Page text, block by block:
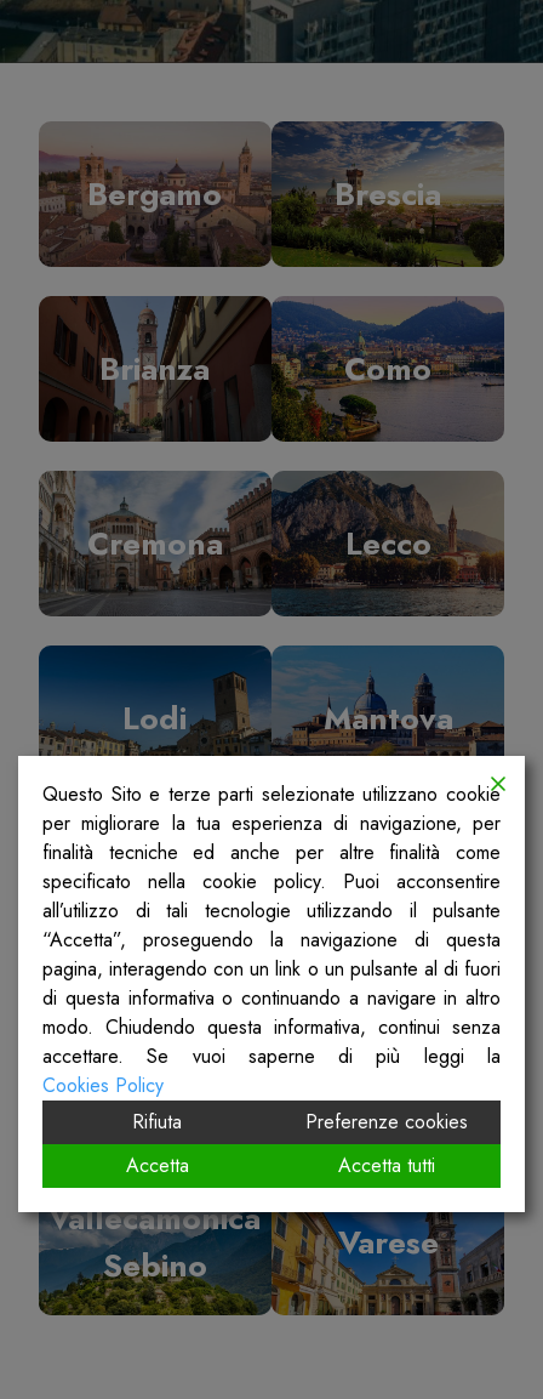
Bergamo Brescia
Brianza Como
Cremona Lecco
Lodi Mantova
Milano Pavia
Sondrio Ticino Olona
Vallecamonica
Sebino
Varese
Questo Sito e terze parti selezionate utilizzano cookie
per migliorare la tua esperienza di navigazione, per
finalità tecniche ed anche per altre finalità come
specificato nella cookie policy. Puoi acconsentire
all’utilizzo di tali tecnologie utilizzando il pulsante
“Accetta”, proseguendo la navigazione di questa
pagina, interagendo con un link o un pulsante al di fuori
di questa informativa o continuando a navigare in altro
modo. Chiudendo questa informativa, continui senza
accettare. Se vuoi saperne di più leggi la
Cookies Policy
Rifiuta
Preferenze cookies
Accetta
Accetta tutti